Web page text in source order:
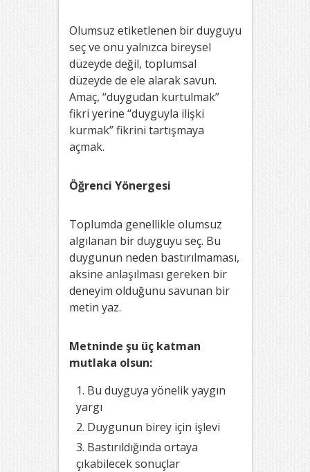
Olumsuz etiketlenen bir duyguyu
seç ve onu yalnızca bireysel
düzeyde değil, toplumsal
düzeyde de ele alarak savun.
Amaç, “duygudan kurtulmak”
fikri yerine “duyguyla ilişki
kurmak” fikrini tartışmaya
açmak.
Öğrenci Yönergesi
Toplumda genellikle olumsuz
algılanan bir duyguyu seç. Bu
duygunun neden bastırılmaması,
aksine anlaşılması gereken bir
deneyim olduğunu savunan bir
metin yaz.
Metninde şu üç katman
mutlaka olsun:
Bu duyguya yönelik yaygın
yargı
Duygunun birey için işlevi
Bastırıldığında ortaya
çıkabilecek sonuçlar